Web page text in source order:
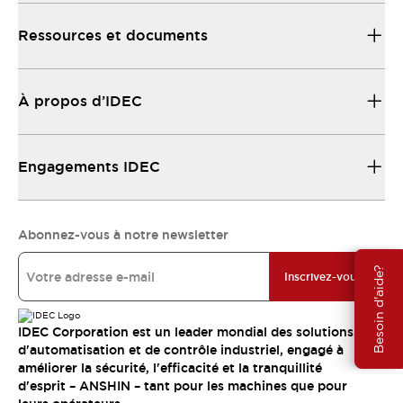
Besoin d'aide?
Ressources et documents
À propos d’IDEC
Engagements IDEC
Abonnez-vous à notre newsletter
Inscrivez-vous
IDEC Corporation est un leader mondial des solutions
d'automatisation et de contrôle industriel, engagé à
améliorer la sécurité, l'efficacité et la tranquillité
d'esprit – ANSHIN – tant pour les machines que pour